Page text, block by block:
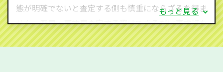
態が明確でないと査定する側も慎重にならざるを得ま
せん。廃車・事故車査定する際はできるだけ車検証を
ご準備ください。車検証があることで車両状態や年式
もっと見る